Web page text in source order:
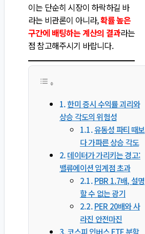
이는 단순히 시장이 하락하길 바
라는 비관론이 아니라,확률 높은
구간에 배팅하는 계산의 결과라는
점 참고해주시기 바랍니다.
한미 증시 수익률 괴리와
상승 각도의 위험성
유동성 파티 때보
다 가파른 상승 각도
데이터가 가리키는 경고:
밸류에이션 임계점 초과
PBR 1.7배, 설명
할 수 없는 광기
PER 20배와 사
라진 안전마진
코스피 인버스 ETF 분할